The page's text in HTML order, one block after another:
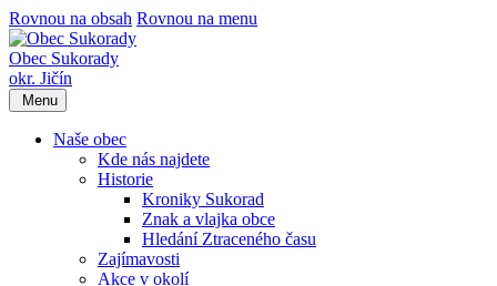
Rovnou na obsah Rovnou na menu
Obec Sukorady
okr. Jičín
Menu
Naše obec
Kde nás najdete
Historie
Kroniky Sukorad
Znak a vlajka obce
Hledání Ztraceného času
Zajímavosti
Akce v okolí